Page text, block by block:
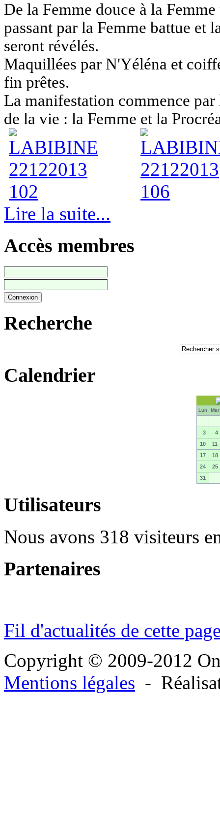
De la Femme douce à la
passant par la Femme battue et
seront révélés.
Maquillées par N'Yéléna et
fin prêtes.
La manifestation commence
de la vie : la Femme et la
Lire la suite...
Accès membres
Recherche
Calendrier
Lun
3
4
10
11
17
18
24
25
31
Utilisateurs
Nous avons 318 visiteurs
Partenaires
Fil d'actualités de cette
Copyright © 2009-2012
Mentions légales -